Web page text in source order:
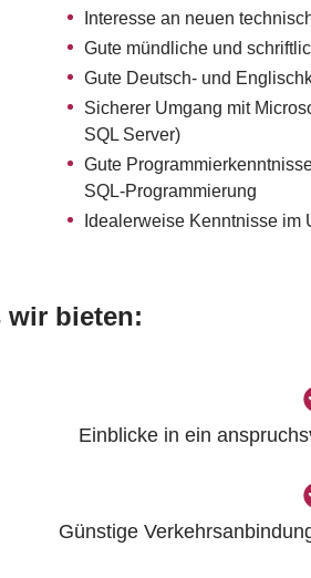
Interesse an neuen
Gute mündliche und
Gute Deutsch- und
Sicherer Umgang mit
SQL Server)
Gute
SQL-Programmierung
Idealerweise Kenntnisse im
wir bieten:
Einblicke in ein
Günstige